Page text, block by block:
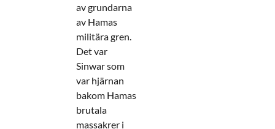
av grundarna
av Hamas
militära gren.
Det var
Sinwar som
var hjärnan
bakom Hamas
brutala
massakrer i